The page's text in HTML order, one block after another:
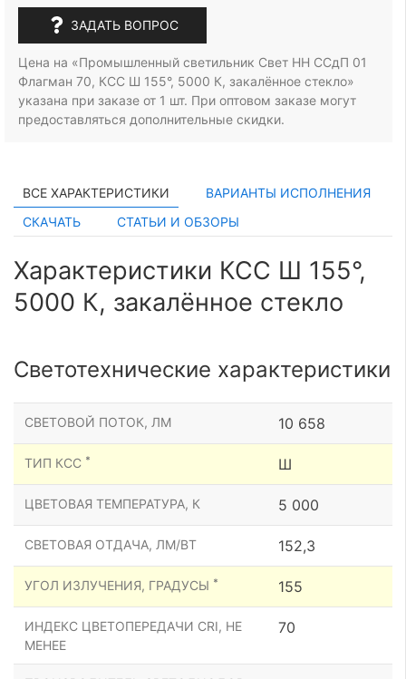
ЗАДАТЬ ВОПРОС
Цена на «Промышленный светильник Свет НН ССдП 01
Флагман 70, КСС Ш 155°, 5000 К, закалённое стекло»
указана при заказе от 1 шт. При оптовом заказе могут
предоставляться дополнительные скидки.
ВСЕ ХАРАКТЕРИСТИКИ
ВАРИАНТЫ ИСПОЛНЕНИЯ
СКАЧАТЬ
СТАТЬИ И ОБЗОРЫ
Характеристики КСС Ш 155°,
5000 К, закалённое стекло
Светотехнические характеристики
СВЕТОВОЙ ПОТОК, ЛМ 10 658
ТИП КСС * Ш
ЦВЕТОВАЯ ТЕМПЕРАТУРА, К 5 000
СВЕТОВАЯ ОТДАЧА, ЛМ/ВТ 152,3
УГОЛ ИЗЛУЧЕНИЯ, ГРАДУСЫ * 155
ИНДЕКС ЦВЕТОПЕРЕДАЧИ CRI, НЕ
МЕНЕЕ
70